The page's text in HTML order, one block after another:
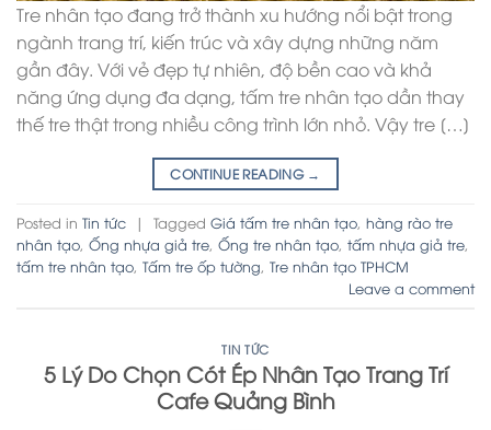
Tre nhân tạo đang trở thành xu hướng nổi bật trong
ngành trang trí, kiến trúc và xây dựng những năm
gần đây. Với vẻ đẹp tự nhiên, độ bền cao và khả
năng ứng dụng đa dạng, tấm tre nhân tạo dần thay
thế tre thật trong nhiều công trình lớn nhỏ. Vậy tre […]
CONTINUE READING →
Posted in Tin tức | Tagged Giá tấm tre nhân tạo, hàng rào tre
nhân tạo, Ống nhựa giả tre, Ống tre nhân tạo, tấm nhựa giả tre,
tấm tre nhân tạo, Tấm tre ốp tường, Tre nhân tạo TPHCM
Leave a comment
TIN TỨC
5 Lý Do Chọn Cót Ép Nhân Tạo Trang Trí
Cafe Quảng Bình